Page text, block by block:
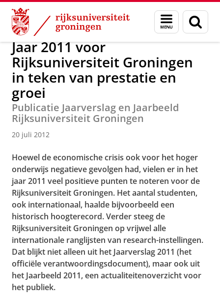
Skip
Content
Skip
Navigation
Menu
en
zoeken
Over ons Actueel Nieuws Nieuwsberichten
Jaar 2011 voor
Rijksuniversiteit Groningen
in teken van prestatie en
groei
Publicatie Jaarverslag en Jaarbeeld
Rijksuniversiteit Groningen
20 juli 2012
Hoewel de economische crisis ook voor het hoger
onderwijs negatieve gevolgen had, vielen er in het
jaar 2011 veel positieve punten te noteren voor de
Rijksuniversiteit Groningen. Het aantal studenten,
ook internationaal, haalde bijvoorbeeld een
historisch hoogterecord. Verder steeg de
Rijksuniversiteit Groningen op vrijwel alle
internationale ranglijsten van research-instellingen.
Dat blijkt niet alleen uit het Jaarverslag 2011 (het
officiële verantwoordingsdocument), maar ook uit
het Jaarbeeld 2011, een actualiteitenoverzicht voor
het publiek.